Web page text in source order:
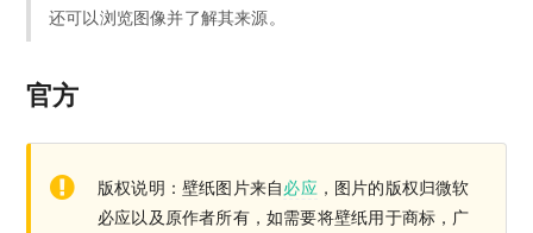
还可以浏览图像并了解其来源。
官方
版权说明：壁纸图片来自必应 ，图片的版权归微软
必应以及原作者所有，如需要将壁纸用于商标，广